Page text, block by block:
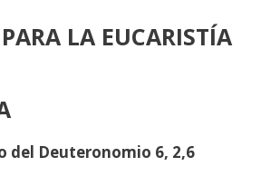
PARA LA EUCARISTÍA
del Deuteronomio 6, 2,6